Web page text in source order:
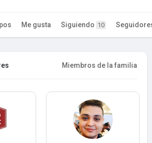
Me gusta Siguiendo 10
Miembros de la familia